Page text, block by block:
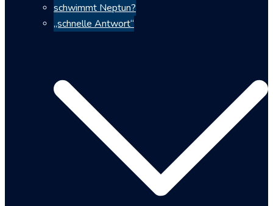
schwimmt Neptun?
„schnelle Antwort“